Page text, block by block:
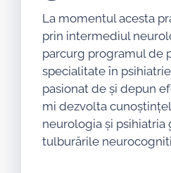
La momentul acesta
prin intermediul
parcurg programul de
specialitate în
pasionat de și depun
mi dezvolta
neurologia și psihiatria
tulburările